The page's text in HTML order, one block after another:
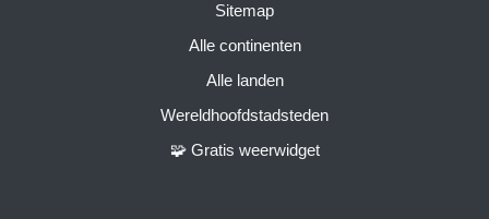
Sitemap
Alle continenten
Alle landen
Wereldhoofdstadsteden
🧩 Gratis weerwidget